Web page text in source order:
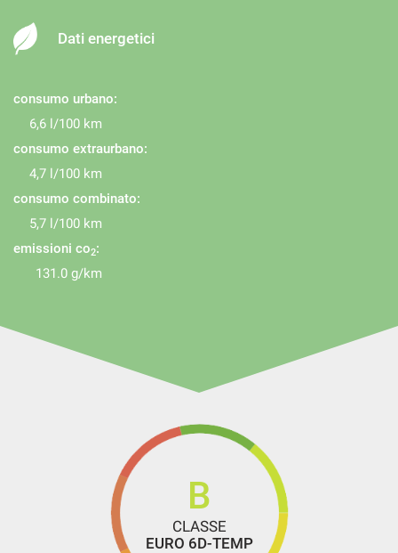
Dati energetici
consumo urbano:
6,6 l/100 km
consumo extraurbano:
4,7 l/100 km
consumo combinato:
5,7 l/100 km
emissioni co2:
131.0 g/km
B
CLASSE
EURO 6D-TEMP